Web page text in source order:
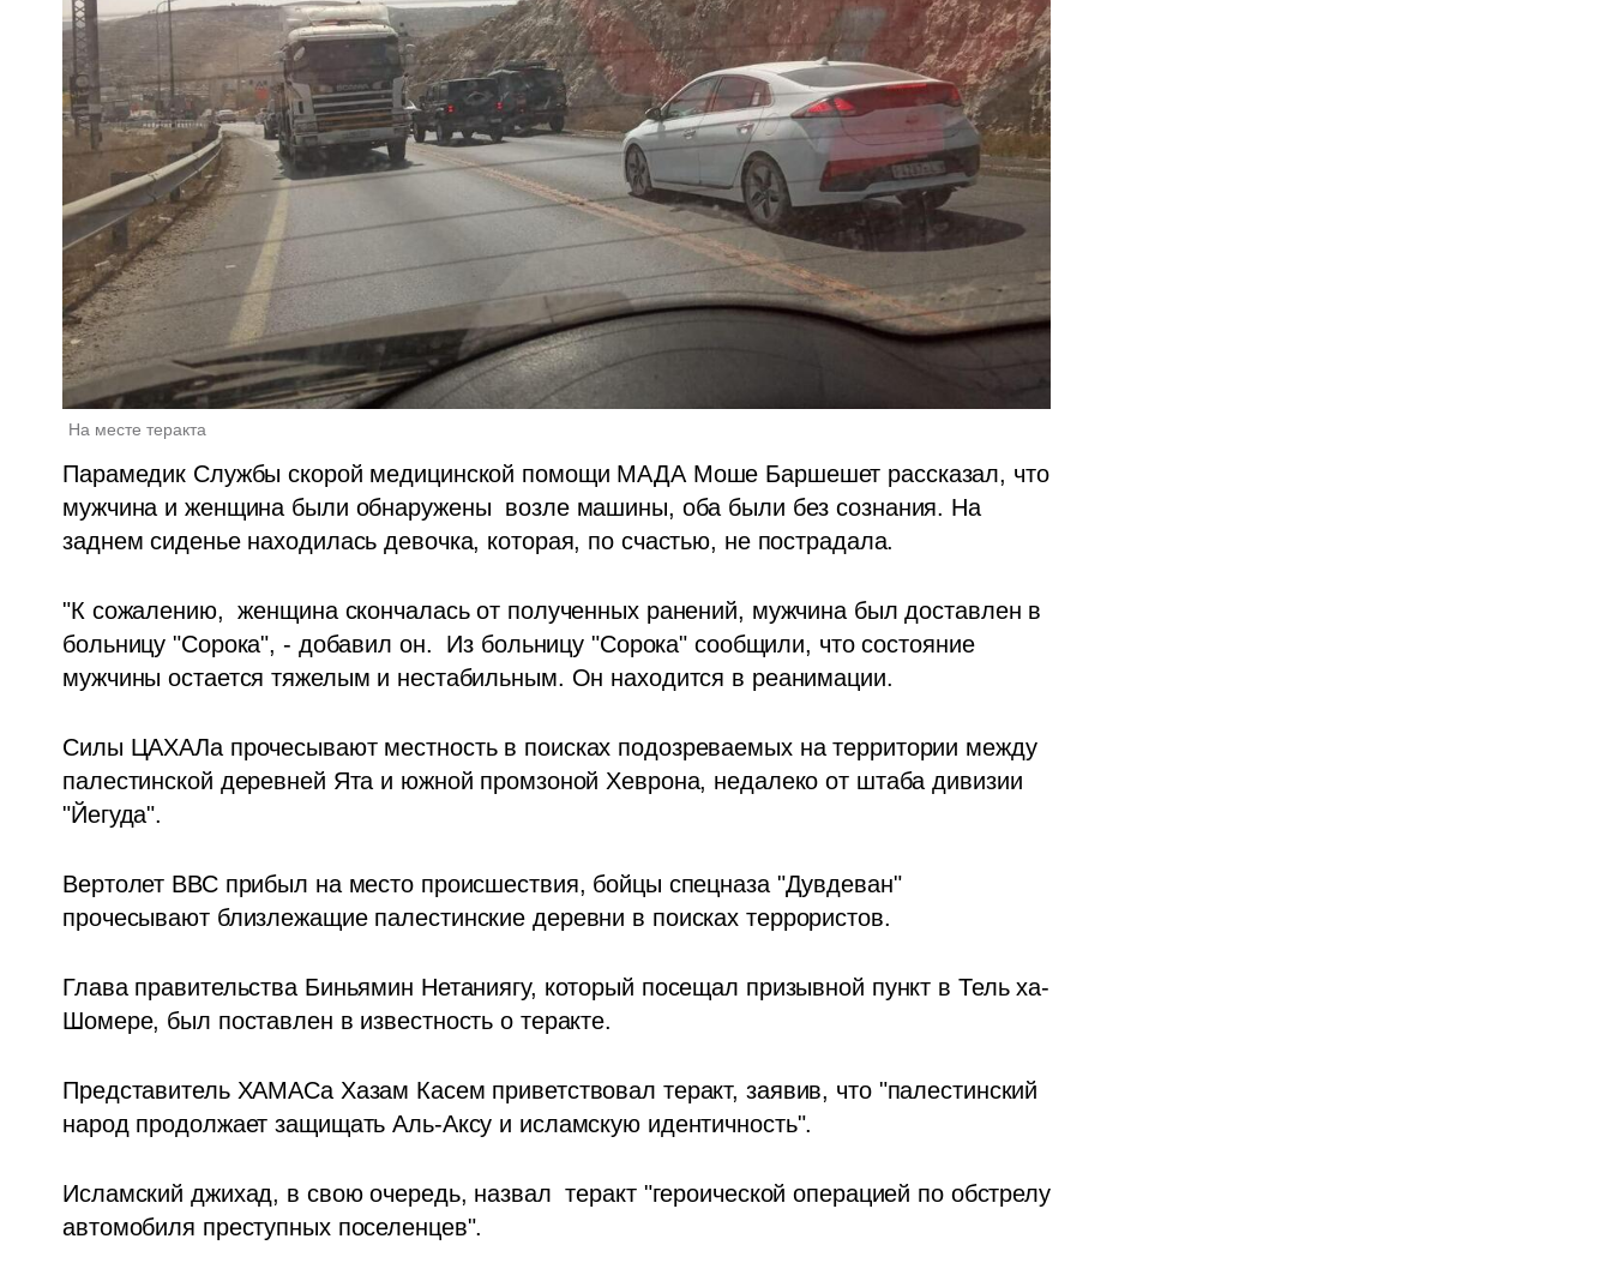
На месте теракта
Парамедик Службы скорой медицинской помощи МАДА Моше Баршешет рассказал, что
мужчина и женщина были обнаружены  возле машины, оба были без сознания. На
заднем сиденье находилась девочка, которая, по счастью, не пострадала.
"К сожалению,  женщина скончалась от полученных ранений, мужчина был доставлен в
больницу "Сорока", - добавил он.  Из больницу "Сорока" сообщили, что состояние
мужчины остается тяжелым и нестабильным. Он находится в реанимации.
Силы ЦАХАЛа прочесывают местность в поисках подозреваемых на территории между
палестинской деревней Ята и южной промзоной Хеврона, недалеко от штаба дивизии
"Йегуда".
Вертолет ВВС прибыл на место происшествия, бойцы спецназа "Дувдеван"
прочесывают близлежащие палестинские деревни в поисках террористов.
Глава правительства Биньямин Нетаниягу, который посещал призывной пункт в Тель ха-
Шомере, был поставлен в известность о теракте.
Представитель ХАМАСа Хазам Касем приветствовал теракт, заявив, что "палестинский
народ продолжает защищать Аль-Аксу и исламскую идентичность".
Исламский джихад, в свою очередь, назвал  теракт "героической операцией по обстрелу
автомобиля преступных поселенцев".